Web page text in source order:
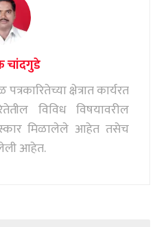
चांदगुडे
क्षेत्रात कार्यरत
विविध विषयावरील
मिळालेले आहेत तसेच
आहेत.